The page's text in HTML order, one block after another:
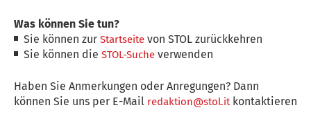
Was können Sie tun?
Sie können zurStartseite von STOL zurückkehren
Sie können dieSTOL-Suche verwenden
Haben Sie Anmerkungen oder Anregungen? Dann
können Sie uns per E-Mail redaktion@stol.itkontaktieren